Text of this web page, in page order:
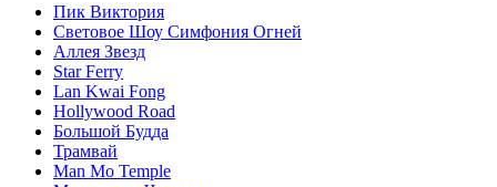
Пик Виктория
Световое Шоу Симфония Огней
Аллея Звезд
Star Ferry
Lan Kwai Fong
Hollywood Road
Большой Будда
Трамвай
Man Mo Temple